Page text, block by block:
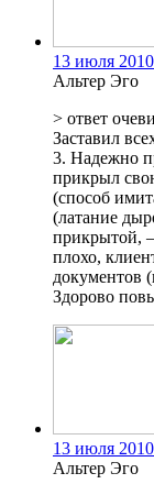
13 июля
Альтер Эго
> ответ
Заставил
3. Надежно
прикрыл
(способ
(латание
прикрытой,
плохо,
документов
Здорово
13 июля
Альтер Эго